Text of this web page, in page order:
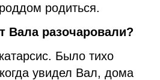
родиться.
Вала разочаровали?
Было тихо
увидел Вал, дома